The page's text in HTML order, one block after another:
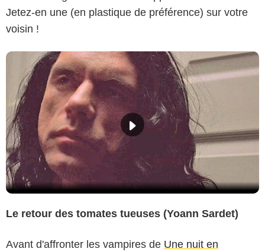
Jetez-en une (en plastique de préférence) sur votre
voisin !
Le retour des tomates tueuses (Yoann Sardet)
Avant d'affronter les vampires de Une nuit en